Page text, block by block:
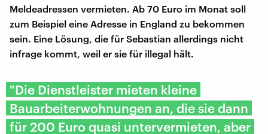
Meldeadressen vermieten. Ab 70 Euro im Monat soll
zum Beispiel eine Adresse in England zu bekommen
sein. Eine Lösung, die für Sebastian allerdings nicht
infrage kommt, weil er sie für illegal hält.
"Die Dienstleister mieten kleine
Bauarbeiterwohnungen an, die sie dann
für 200 Euro quasi untervermieten, aber